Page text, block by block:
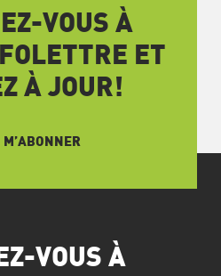
VOUS À
ET
À JOUR!
M’ABONNER
VOUS À